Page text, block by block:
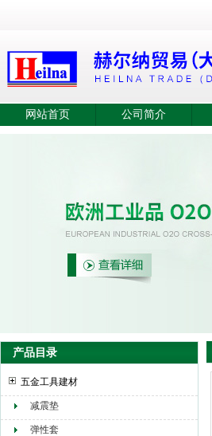
赫尔纳贸易（大连）有限公司
网站首页 公司简介
产品目录
五金工具建材
减震垫
弹性套